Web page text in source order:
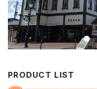
PRODUCT LIST